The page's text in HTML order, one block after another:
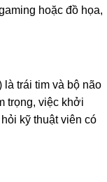
hoặc đồ họa,
là trái tim và bộ não
trọng, việc khởi
kỹ thuật viên có